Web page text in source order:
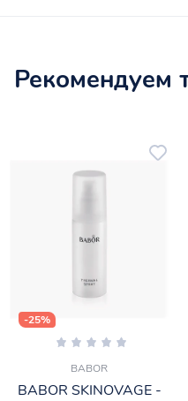
Рекомендуем
-25%
BABOR
BABOR SKINOVAGE -